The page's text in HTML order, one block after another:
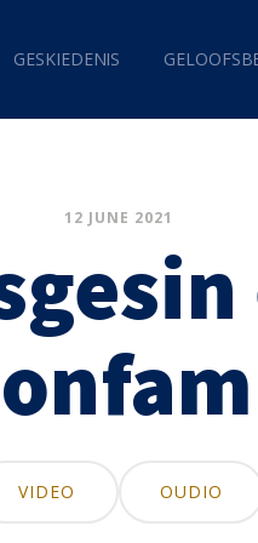
GESKIEDENIS
12 JUNE 2021
VIDEO OUDIO